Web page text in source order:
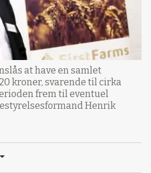
at have en samlet
kroner, svarende til cirka
frem til eventuel
Henrik